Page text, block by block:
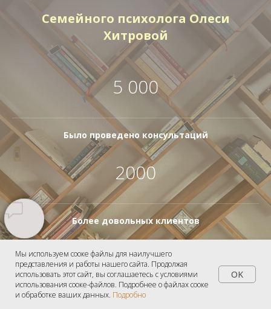
Семейного психолога Олеси
Хитровой
5 000
Было проведено консультаций
2000
Более довольных клиентов
20
Мы используем сооке файлы для наилучшего
представления и работы нашего сайта. Продолжая
использовать этот сайт, вы соглашаетесь с условиями
использования cооке-файлов. Подробнее о файлах cooке
и обработке ваших данных. Подробно
OK